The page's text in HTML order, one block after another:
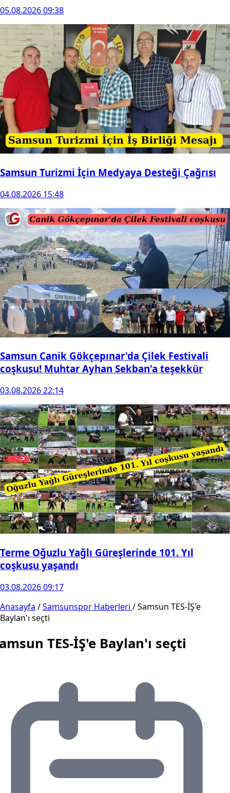
05.08.2026 09:38
Samsun Turizmi İçin Medyaya Desteği Çağrısı
04.08.2026 15:48
Samsun Canik Gökçepınar'da Çilek Festivali
coşkusu! Muhtar Ayhan Sekban'a teşekkür
03.08.2026 22:14
Terme Oğuzlu Yağlı Güreşlerinde 101. Yıl
coşkusu yaşandı
03.08.2026 09:17
Anasayfa /Samsunspor Haberleri /Samsun TES-İŞ'e
Baylan'ı seçti
TES-İŞ'e Baylan'ı seçti